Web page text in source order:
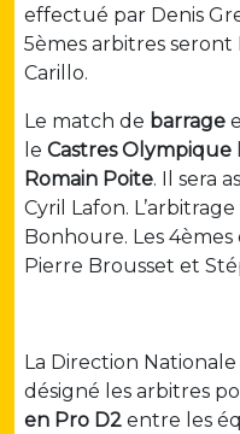
effectué par Denis
5èmes arbitres
Carillo.
Le match de barrage
le Castres Olympique
Romain Poite. Il sera
Cyril Lafon.
Bonhoure. Les
Pierre Brousset et
La Direction
désigné les arbitres
en Pro D2 entre les